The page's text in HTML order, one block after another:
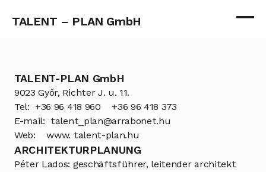
TALENT – PLAN GmbH
TALENT-PLAN GmbH
9023 Győr, Richter J. u. 11.
Tel: +36 96 418 960
+36 96 418 373
E-mail: talent_plan@arrabonet.hu
Web: www. talent-plan.hu
ARCHITEKTURPLANUNG
Péter Lados: geschäftsführer, leitender architekt